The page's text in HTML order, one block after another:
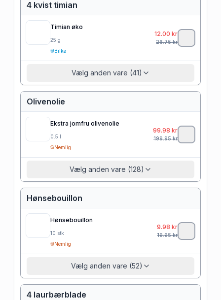
4 kvist timian
Timian øko
25 g
Bilka
12.00 kr
26.75kr
Vælg anden vare (41)
Olivenolie
Ekstra jomfru olivenolie
0.5 l
Nemlig
99.98 kr
199.95kr
Vælg anden vare (128)
Hønsebouillon
Hønsebouillon
10 stk
Nemlig
9.98 kr
19.95kr
Vælg anden vare (52)
4 laurbærblade